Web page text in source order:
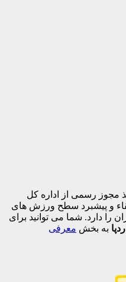
از اداره کل
سطح ورزش های
شما می توانید برای
معرفی